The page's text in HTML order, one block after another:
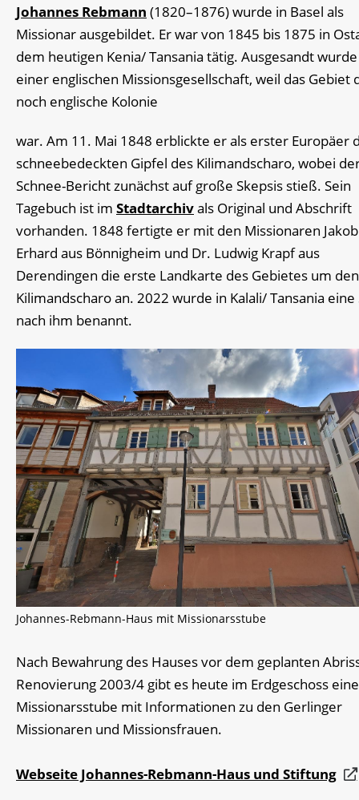
Johannes Rebmann (1820–1876) wurde in Basel als
Missionar ausgebildet. Er war von 1845 bis 1875 in
dem heutigen Kenia/ Tansania tätig. Ausgesandt
einer englischen Missionsgesellschaft, weil das Gebiet
noch englische Kolonie
war. Am 11. Mai 1848 erblickte er als erster Europäer
schneebedeckten Gipfel des Kilimandscharo, wobei
Schnee-Bericht zunächst auf große Skepsis stieß. Sein
Tagebuch ist im Stadtarchivals Original und Abschrift
vorhanden. 1848 fertigte er mit den Missionaren Jakob
Erhard aus Bönnigheim und Dr. Ludwig Krapf aus
Derendingen die erste Landkarte des Gebietes um den
Kilimandscharo an. 2022 wurde in Kalali/ Tansania
nach ihm benannt.
Johannes-Rebmann-Haus mit Missionarsstube
Nach Bewahrung des Hauses vor dem geplanten
Renovierung 2003/4 gibt es heute im Erdgeschoss eine
Missionarsstube mit Informationen zu den Gerlinger
Missionaren und Missionsfrauen.
Webseite Johannes-Rebmann-Haus und Stiftung